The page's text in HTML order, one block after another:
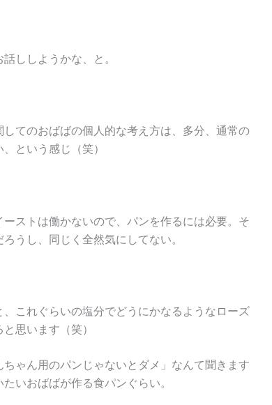
ししようかな、と。
てのおばばの個人的な考え方は、多分、通常の
という感じ（笑）
ストは働かないので、パンを作るには必要。そ
うし、同じく全然気にしてない。
これぐらいの塩分でどうにかなるようなローズ
思います（笑）
ゃん用のパンじゃないとダメ」なんて聞きます
いおばばが作る食パンぐらい。